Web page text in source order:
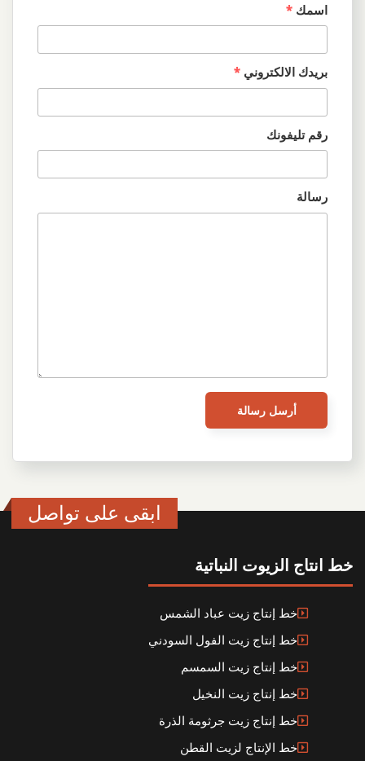
اسمك *
بريدك الالكتروني *
رقم تليفونك
رسالة
ابقى على تواصل
خط انتاج الزيوت النباتية
خط إنتاج زيت عباد الشمس
خط إنتاج زيت الفول السودني
خط إنتاج زيت السمسم
خط إنتاج زيت النخيل
خط إنتاج زيت جرثومة الذرة
خط الإنتاج لزيت القطن